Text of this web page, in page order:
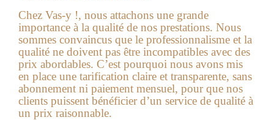
Chez Vas-y !, nous attachons une grande
importance à la qualité de nos prestations. Nous
sommes convaincus que le professionnalisme et la
qualité ne doivent pas être incompatibles avec des
prix abordables. C’est pourquoi nous avons mis
en place une tarification claire et transparente, sans
abonnement ni paiement mensuel, pour que nos
clients puissent bénéficier d’un service de qualité à
un prix raisonnable.